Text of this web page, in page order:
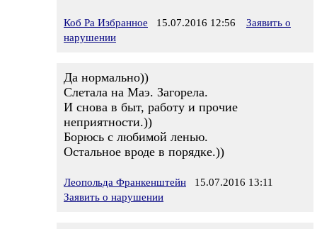
Коб Ра Избранное 15.07.2016 12:56
Заявить о
нарушении
Да нормально))
Слетала на Маэ. Загорела.
И снова в быт, работу и прочие
неприятности.))
Борюсь с любимой ленью.
Остальное вроде в порядке.))
Леопольда Франкенштейн 15.07.2016 13:11
Заявить о нарушении